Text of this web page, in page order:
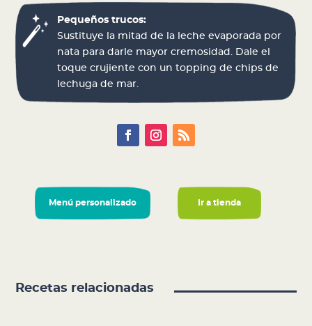
Pequeños trucos:
Sustituye la mitad de la leche evaporada por
nata para darle mayor cremosidad. Dale el
toque crujiente con un topping de chips de
lechuga de mar.
Menú personalizado Ir a tienda
Recetas relacionadas